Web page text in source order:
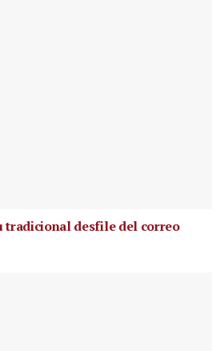
tradicional desfile del correo